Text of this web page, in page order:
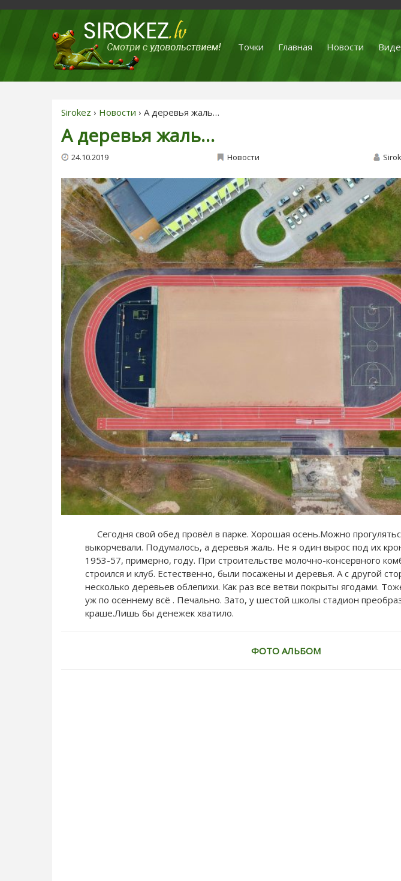
Точки Главная Новости
Sirokez › Новости › А деревья жаль…
А деревья жаль…
24.10.2019 Новости
Сегодня свой обед провёл в парке. Хорошая осень.Можно
выкорчевали. Подумалось, а деревья жаль. Не я один вырос под их
1953-57, примерно, году. При строительстве молочно-консервного
строился и клуб. Естественно, были посажены и деревья. А с другой
несколько деревьев облепихи. Как раз все ветви покрыты ягодами.
уж по осеннему всё . Печально. Зато, у шестой школы стадион
краше.Лишь бы денежек хватило.
ФОТО АЛЬБОМ